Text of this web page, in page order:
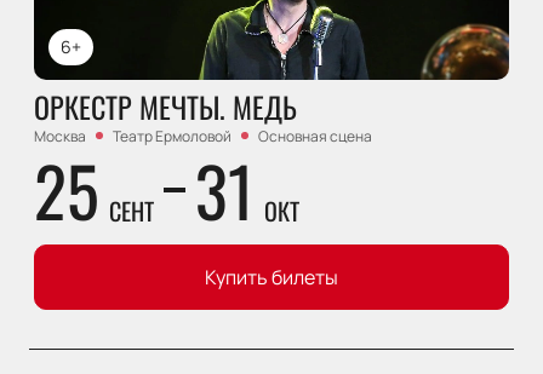
6+
ОРКЕСТР МЕЧТЫ. МЕДЬ
Москва Театр Ермоловой Основная сцена
25 СЕНТ 31 ОКТ
Купить билеты